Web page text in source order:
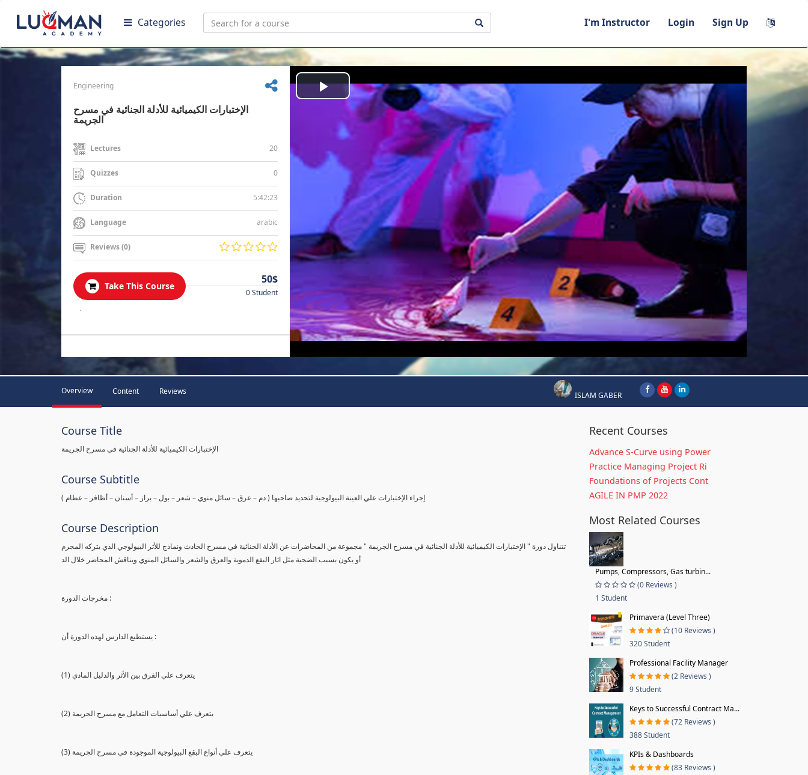
Categories I'm Instructor Login Sign Up
Engineering
الإختبارات الكيميائية للأدلة الجنائية في مسرح
الجريمة
Lectures 20
Quizzes 0
Duration 5:42:23
Language arabic
Reviews (0)
Take This Course
50$
0 Student
.
Play
Video
Overview Content Reviews ISLAM GABER
Course Title
الإختبارات الكيميائية للأدلة الجنائية في مسرح الجريمة
Course Subtitle
( إجراء الإختبارات علي العينة البيولوجية لتحديد صاحبها ( دم – عرق – سائل منوي – شعر – بول – براز – أسنان – أظافر – عظام
Course Description
تتناول دورة " الإختبارات الكيميائية للأدلة الجنائية في مسرح الجريمة " مجموعة من المحاضرات عن الأدلة الجنائية في مسرح الحادث ونماذج للأثر البيولوجي الذي يتركه المجرم
أو يكون بسبب الضحية مثل اثار البقع الدموية والعرق والشعر والسائل المنوي ويناقش المحاضر خلال الد
مخرجات الدورة :
يستطيع الدارس لهذه الدورة أن :
(1) يتعرف علي الفرق بين الأثر والدليل المادي
(2) يتعرف علي أساسيات التعامل مع مسرح الجريمة
(3) يتعرف علي أنواع البقع البيولوجية الموجودة في مسرح الجريمة
Recent Courses
Advance S-Curve using Power
Practice Managing Project Ri
Foundations of Projects Cont
AGILE IN PMP 2022
Most Related Courses
Pumps, Compressors, Gas turbin...
(0 Reviews )
1 Student
Primavera (Level Three)
(10 Reviews )
320 Student
Professional Facility Manager
(2 Reviews )
9 Student
Keys to Successful Contract Ma...
(72 Reviews )
388 Student
KPIs & Dashboards
(83 Reviews )